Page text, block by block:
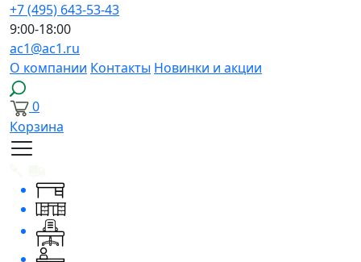
+7 (495) 643-53-43
9:00-18:00
ac1@ac1.ru
О компании Контакты Новинки и акции
0
Корзина